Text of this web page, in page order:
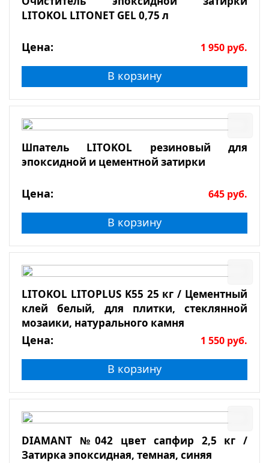
LITOKOL LITONET GEL 0,75 л
Цена: 1 950 руб.
В корзину
Шпатель LITOKOL резиновый для
эпоксидной и цементной затирки
Цена: 645 руб.
В корзину
LITOKOL LITOPLUS K55 25 кг / Цементный
клей белый, для плитки, стеклянной
мозаики, натурального камня
Цена: 1 550 руб.
В корзину
DIAMANT №042 цвет сапфир 2,5 кг /
Затирка эпоксидная, темная, синяя